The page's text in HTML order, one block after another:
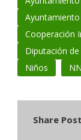
Cooperación
Diputación
Niños
Share